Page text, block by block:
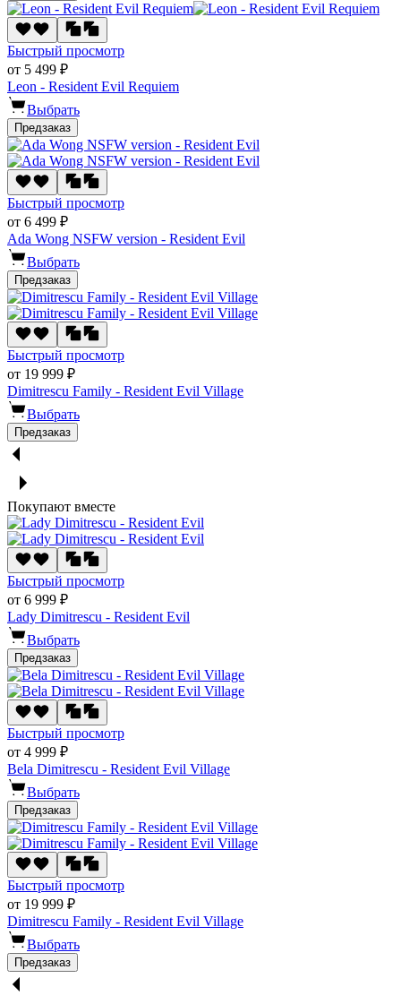
Быстрый просмотр
от 5 499 ₽
Leon - Resident Evil Requiem
Выбрать
Предзаказ
Быстрый просмотр
от 6 499 ₽
Ada Wong NSFW version - Resident Evil
Выбрать
Предзаказ
Быстрый просмотр
от 19 999 ₽
Dimitrescu Family - Resident Evil Village
Выбрать
Предзаказ
Покупают вместе
Быстрый просмотр
от 6 999 ₽
Lady Dimitrescu - Resident Evil
Выбрать
Предзаказ
Быстрый просмотр
от 4 999 ₽
Bela Dimitrescu - Resident Evil Village
Выбрать
Предзаказ
Быстрый просмотр
от 19 999 ₽
Dimitrescu Family - Resident Evil Village
Выбрать
Предзаказ